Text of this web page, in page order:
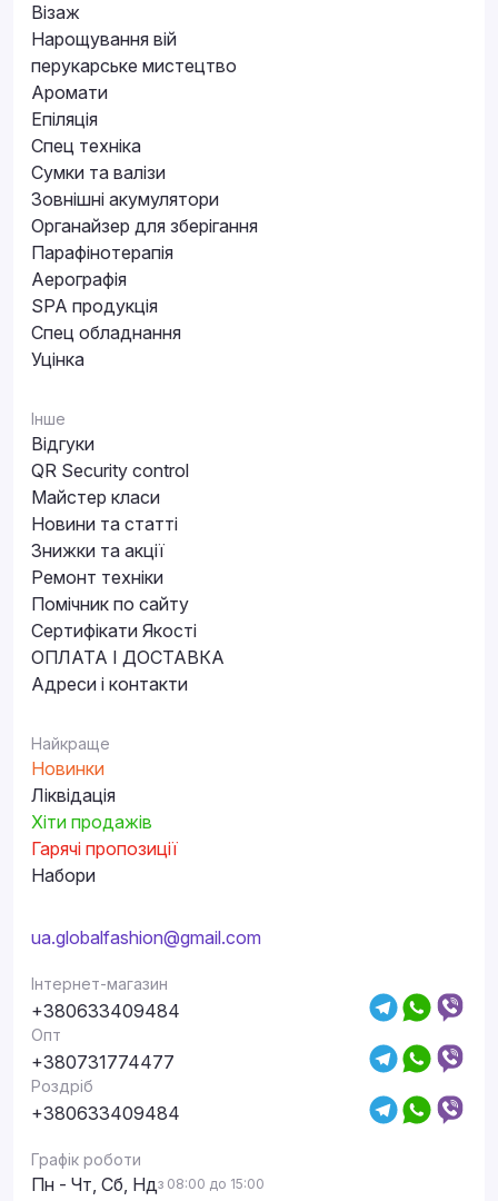
Візаж
Нарощування вій
перукарське мистецтво
Аромати
Епіляція
Спец техніка
Сумки та валізи
Зовнішні акумулятори
Органайзер для зберігання
Парафінотерапія
Аерографія
SPA продукція
Спец обладнання
Уцінка
Інше
Відгуки
QR Security control
Майстер класи
Новини та статті
Знижки та акції
Ремонт техніки
Помічник по сайту
Сертифікати Якості
ОПЛАТА І ДОСТАВКА
Адреси і контакти
Найкраще
Новинки
Ліквідація
Хіти продажів
Гарячі пропозиції
Набори
ua.globalfashion@gmail.com
Інтернет-магазин
+380633409484
Опт
+380731774477
Роздріб
+380633409484
Графік роботи
Пн - Чт, Сб, Ндз 08:00 до 15:00